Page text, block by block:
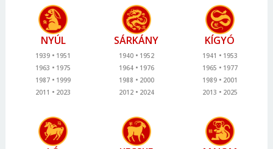
NYÚL
1939
1951
1963
1975
1987
1999
2011
2023
SÁRKÁNY
1940
1952
1964
1976
1988
2000
2012
2024
KÍGYÓ
1941
1953
1965
1977
1989
2001
2013
2025